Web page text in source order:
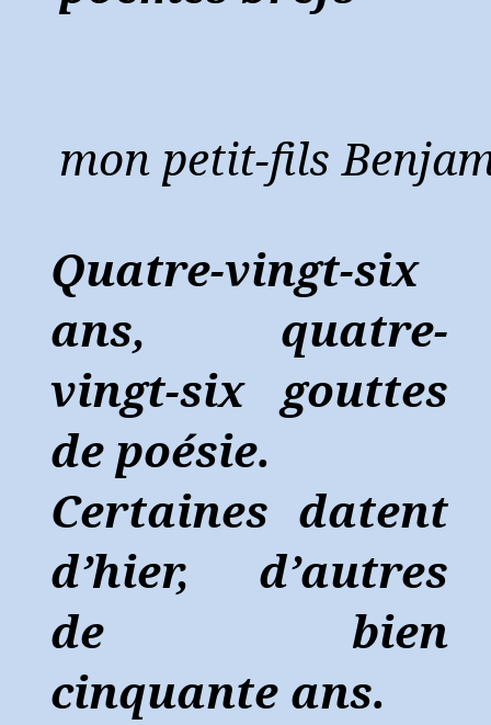
mon petit-fils
Quatre-vingt-six
ans, quatre-
vingt-six gouttes
de poésie.
Certaines datent
d’hier, d’autres
de bien
cinquante ans.